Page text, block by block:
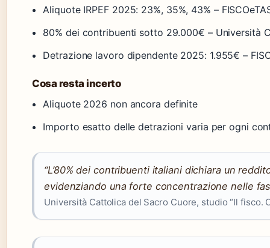
Aliquote IRPEF 2025: 23%, 35%, 43% –
80% dei contribuenti sotto 29.000€ – Università
Detrazione lavoro dipendente 2025: 1.955€ –
Cosa resta incerto
Aliquote 2026 non ancora definite
Importo esatto delle detrazioni varia per ogni
“L’80% dei contribuenti italiani dichiara un
evidenziando una forte concentrazione nelle
Università Cattolica del Sacro Cuore, studio “Il fisco.